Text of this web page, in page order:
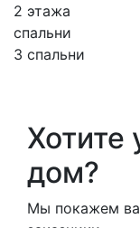
2 этажа
спальни
3 спальни
Хотите
дом?
Мы покажем